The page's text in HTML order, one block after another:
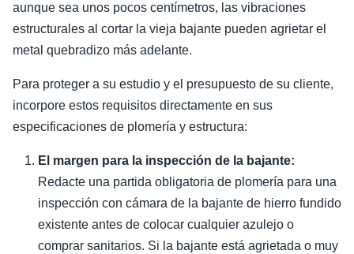
aunque sea unos pocos centímetros, las vibraciones
estructurales al cortar la vieja bajante pueden agrietar el
metal quebradizo más adelante.
Para proteger a su estudio y el presupuesto de su cliente,
incorpore estos requisitos directamente en sus
especificaciones de plomería y estructura:
El margen para la inspección de la bajante:
Redacte una partida obligatoria de plomería para una
inspección con cámara de la bajante de hierro fundido
existente antes de colocar cualquier azulejo o
comprar sanitarios. Si la bajante está agrietada o muy